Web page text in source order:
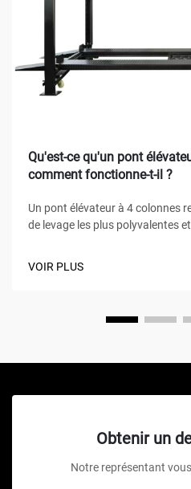
Qu'est-ce qu'un pont
comment fonctionne-t-il ?
Un pont élévateur à 4 colonnes
de levage les plus polyvalentes
VOIR PLUS
Obtenir un
Notre représentant